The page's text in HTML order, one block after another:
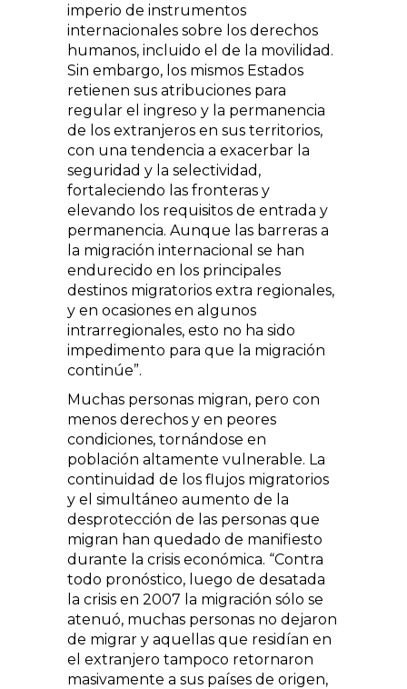
imperio de instrumentos
internacionales sobre los derechos
humanos, incluido el de la movilidad.
Sin embargo, los mismos Estados
retienen sus atribuciones para
regular el ingreso y la permanencia
de los extranjeros en sus territorios,
con una tendencia a exacerbar la
seguridad y la selectividad,
fortaleciendo las fronteras y
elevando los requisitos de entrada y
permanencia. Aunque las barreras a
la migración internacional se han
endurecido en los principales
destinos migratorios extra regionales,
y en ocasiones en algunos
intrarregionales, esto no ha sido
impedimento para que la migración
continúe .
Muchas personas migran, pero con
menos derechos y en peores
condiciones, tornándose en
población altamente vulnerable. La
continuidad de los flujos migratorios
y el simultáneo aumento de la
desprotección de las personas que
migran han quedado de manifiesto
durante la crisis económica. Contra
todo pronóstico, luego de desatada
la crisis en 2007 la migración sólo se
atenuó, muchas personas no dejaron
de migrar y aquellas que residían en
el extranjero tampoco retornaron
masivamente a sus países de origen,